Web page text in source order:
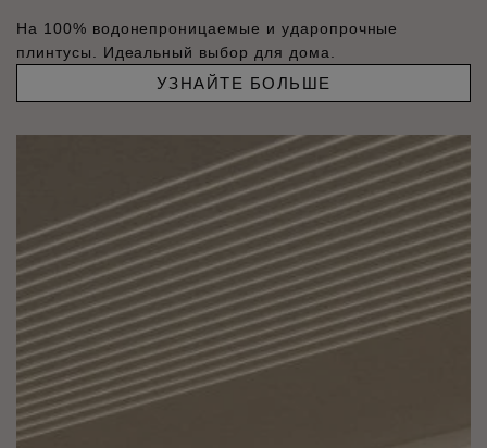
На 100% водонепроницаемые и ударопрочные
плинтусы. Идеальный выбор для дома.
УЗНАЙТЕ БОЛЬШЕ